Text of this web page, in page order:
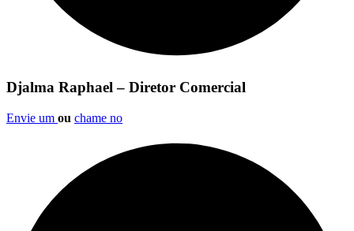
Djalma Raphael – Diretor Comercial
Envie um ou chame no